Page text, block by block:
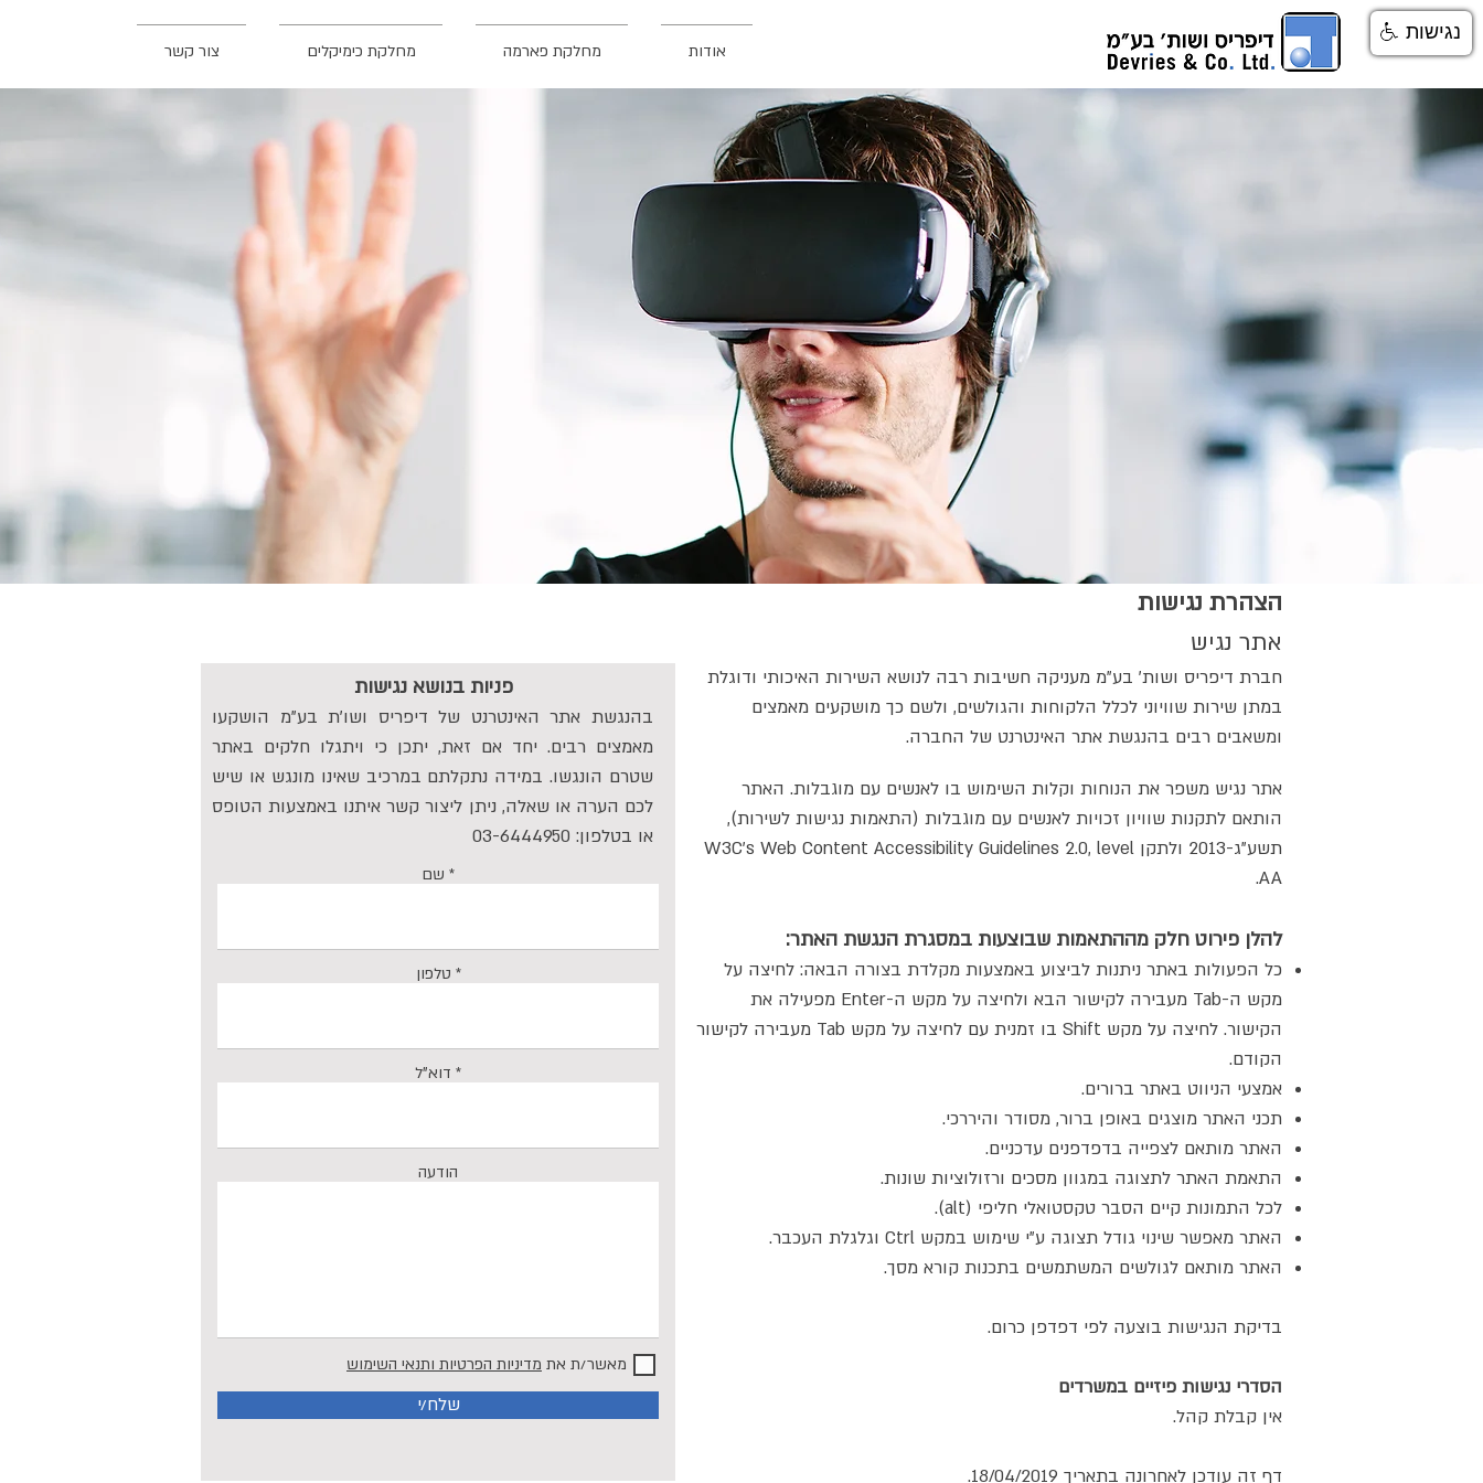
אודות מחלקת פארמה מחלקת כימיקלים צור קשר
הצהרת נגישות
אתר נגיש
פניות בנושא נגישות
בהנגשת אתר האינטרנט של דיפריס ושו'ת בע"מ הושקעו
מאמצים רבים. יחד אם זאת, יתכן כי ויתגלו חלקים באתר
שטרם הונגשו. במידה נתקלתם במרכיב שאינו מונגש או שיש
לכם הערה או שאלה, ניתן ליצור קשר איתנו באמצעות הטופס
​​או בטלפון: 03-6444950
שם
טלפון
דוא"ל
הודעה
מאשר/ת את מדיניות הפרטיות ותנאי השימוש
שלח/י
חברת דיפריס ושות' בע"מ מעניקה חשיבות רבה לנושא השירות האיכותי ודוגלת
במתן שירות שוויוני לכלל הלקוחות והגולשים, ולשם כך מושקעים מאמצים
ומשאבים רבים בהנגשת אתר האינטרנט של החברה.
אתר נגיש משפר את הנוחות וקלות השימוש בו לאנשים עם מוגבלות. האתר
הותאם לתקנות שוויון זכויות לאנשים עם מוגבלות (התאמות נגישות לשירות),
תשע"ג-2013 ולתקן W3C's Web Content Accessibility Guidelines 2.0, level
AA.
להלן פירוט חלק מההתאמות שבוצעות במסגרת הנגשת האתר:
כל הפעולות באתר ניתנות לביצוע באמצעות מקלדת בצורה הבאה: לחיצה על
מקש ה-Tab מעבירה לקישור הבא ולחיצה על מקש ה-Enter מפעילה את
הקישור. לחיצה על מקש Shift בו זמנית עם לחיצה על מקש Tab מעבירה לקישור
הקודם.
אמצעי הניווט באתר ברורים.
תכני האתר מוצגים באופן ברור, מסודר והיררכי.
האתר מותאם לצפייה בדפדפנים עדכניים.
התאמת האתר לתצוגה במגוון מסכים ורזולוציות שונות.
לכל התמונות קיים הסבר טקסטואלי חליפי (alt).
האתר מאפשר שינוי גודל תצוגה ע"י שימוש במקש Ctrl וגלגלת העכבר.
האתר מותאם לגולשים המשתמשים בתכנות קורא מסך.
בדיקת הנגישות בוצעה לפי דפדפן כרום.
הסדרי נגישות פיזיים במשרדים
אין קבלת קהל.
דף זה עודכן לאחרונה בתאריך 18/04/2019.
נגישות